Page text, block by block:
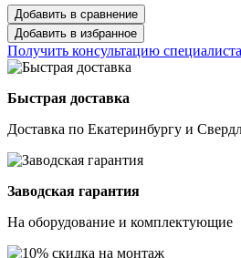
Добавить в сравнение
Добавить в избранное
Получить консультацию специалиста
Быстрая доставка
Доставка по Екатеринбургу и
Заводская гарантия
На оборудование и комплектующие